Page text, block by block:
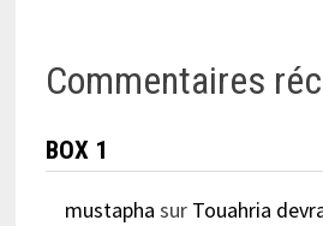
Commentaires
BOX 1
mustapha sur Touahria